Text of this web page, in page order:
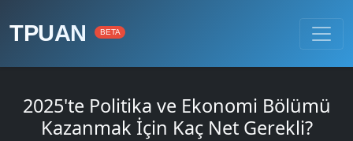
TPUAN BETA
2025'te Politika ve Ekonomi Bölümü
Kazanmak İçin Kaç Net Gerekli?